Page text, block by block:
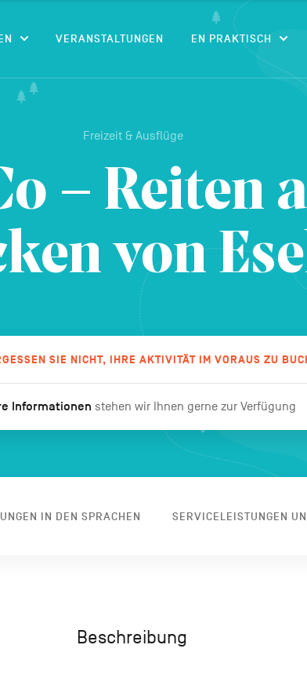
VERANSTALTUNGEN EN PRAKTISCH
Freizeit & Ausflüge
– Reiten
von
SIE NICHT, IHRE AKTIVITÄT IM VORAUS ZU
Informationen stehen wir Ihnen gerne zur Verfügung
IN DEN SPRACHEN SERVICELEISTUNGEN
Beschreibung